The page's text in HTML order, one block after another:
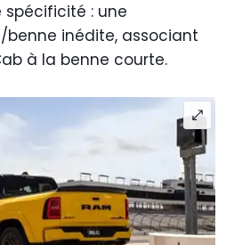
spécificité : une
inédite, associant
à la benne courte.